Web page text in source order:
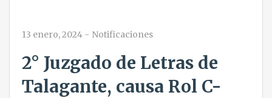
13 enero, 2024 - Notificaciones
2° Juzgado de Letras de
Talagante, causa Rol C-